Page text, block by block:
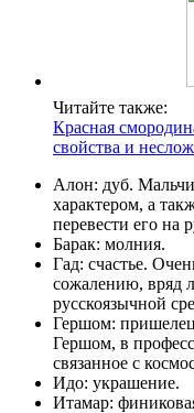
Читайте также:
Красная
свойства и
Алон: дуб.
характером, а
перевести его на
Барак: молния.
Гад: счастье.
сожалению, вряд
русскоязычной
Гершом:
Гершом, в
связанное с
Идо: украшение.
Итамар: